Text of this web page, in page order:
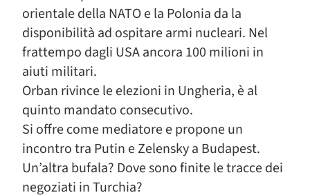
orientale della NATO e la Polonia da la
disponibilità ad ospitare armi nucleari. Nel
frattempo dagli USA ancora 100 milioni in
aiuti militari.
Orban rivince le elezioni in Ungheria, è al
quinto mandato consecutivo.
Si offre come mediatore e propone un
incontro tra Putin e Zelensky a Budapest.
Un’altra bufala? Dove sono finite le tracce dei
negoziati in Turchia?